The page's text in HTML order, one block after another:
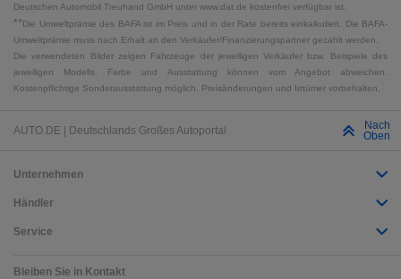
Deutschen Automobil Treuhand GmbH unter www.dat.de kostenfrei verfügbar ist.
**Die Umweltprämie des BAFA ist im Preis und in der Rate bereits einkalkuliert. Die BAFA-
Umweltprämie muss nach Erhalt an den Verkäufer/Finanzierungspartner gezahlt werden.
Die verwendeten Bilder zeigen Fahrzeuge der jeweiligen Verkäufer bzw. Beispiele des
jeweiligen Modells. Farbe und Ausstattung können vom Angebot abweichen.
Kostenpflichtige Sonderausstattung möglich. Preisänderungen und Irrtümer vorbehalten.
AUTO.DE | Deutschlands Großes Autoportal
Nach
Oben
Unternehmen
Händler
Service
Bleiben Sie in Kontakt